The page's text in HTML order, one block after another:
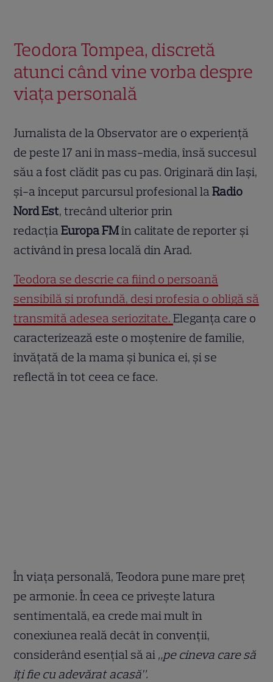
Teodora Tompea, discretă
atunci când vine vorba despre
viața personală
Jurnalista de la Observator are o experiență
de peste 17 ani în mass-media, însă succesul
său a fost clădit pas cu pas. Originară din Iași,
și-a început parcursul profesional laRadio
Nord Est, trecând ulterior prin
redacțiaEuropa FMîn calitate de reporter și
activând în presa locală din Arad.
Teodora se descrie ca fiind o persoană
sensibilă și profundă, deși profesia o obligă să
transmită adesea seriozitate.Eleganța care o
caracterizează este o moștenire de familie,
învățată de la mama și bunica ei, și se
reflectă în tot ceea ce face.
În viața personală, Teodora pune mare preț
pe armonie. În ceea ce privește latura
sentimentală, ea crede mai mult în
conexiunea reală decât în convenții,
considerând esențial să ai „pe cineva care să
îți fie cu adevărat acasă”.